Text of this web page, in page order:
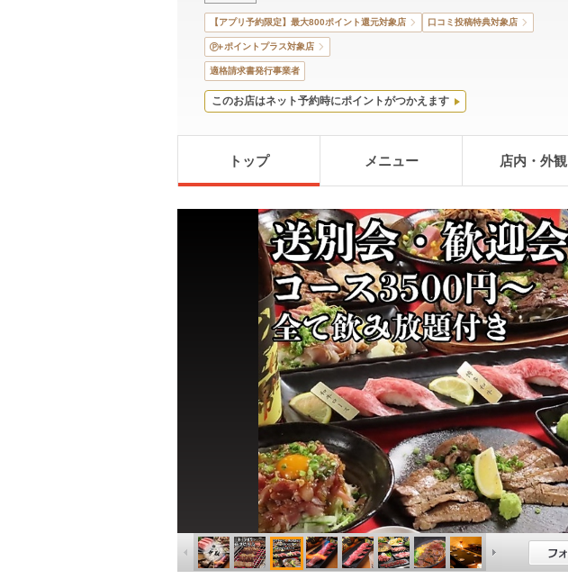
【アプリ予約限定】最大800ポイント還元対象店 口コミ投稿特典対象店
ポイントプラス対象店
適格請求書発行事業者
このお店はネット予約時にポイントがつかえます
トップ メニュー 店内・外観